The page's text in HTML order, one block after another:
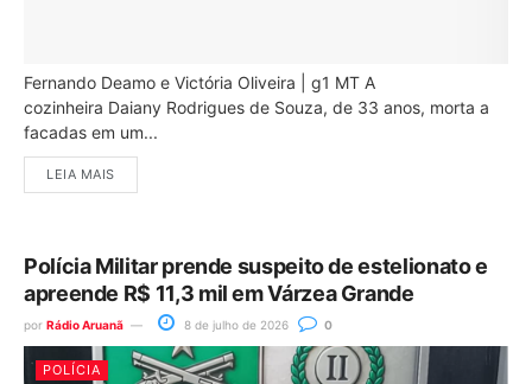
Fernando Deamo e Victória Oliveira | g1 MT A
cozinheira Daiany Rodrigues de Souza, de 33 anos, morta a
facadas em um...
LEIA MAIS
Polícia Militar prende suspeito de estelionato e
apreende R$ 11,3 mil em Várzea Grande
por Rádio Aruanã 8 de julho de 2026 0
POLÍCIA